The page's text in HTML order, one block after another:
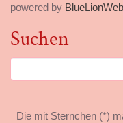
powered by
Suchen
Die mit Sternchen (*)